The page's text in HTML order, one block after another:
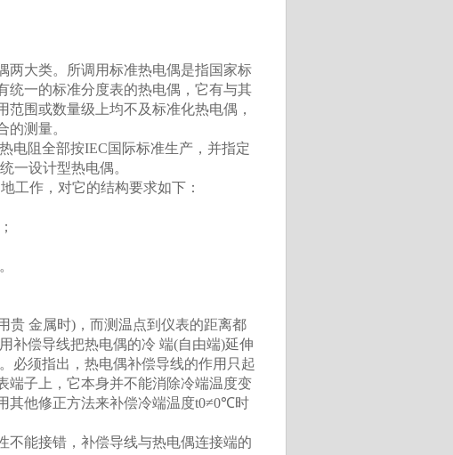
大类。所调用标准热电偶是指国家标
统一的标准分度表的热电偶，它有与其
围或数量级上均不及标准化热电偶，
测量。
电阻全部按IEC国际标准生产，并指定
一设计型热电偶。
工作，对它的结构要求如下：
金属时)，而测温点到仪表的距离都
补偿导线把热电偶的冷 端(自由端)延伸
必须指出，热电偶补偿导线的作用只起
端子上，它本身并不能消除冷端温度变
其他修正方法来补偿冷端温度t0≠0℃时
不能接错，补偿导线与热电偶连接端的